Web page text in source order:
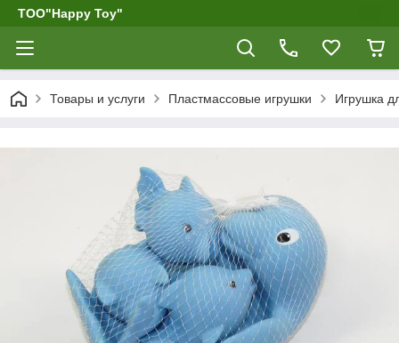
ТОО"Happy Toy"
Товары и услуги Пластмассовые игрушки Игрушка